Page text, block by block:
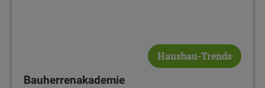
Hausbau-Trends
Bauherrenakademie